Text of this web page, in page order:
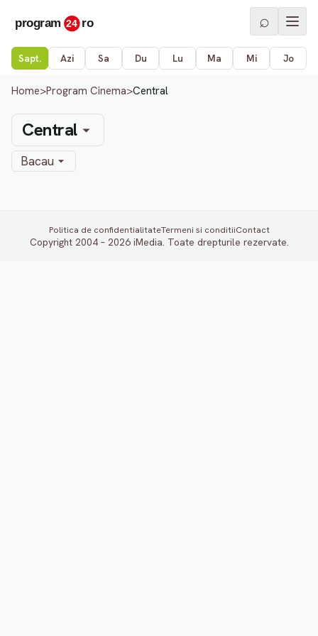
⌕
Sapt. Azi Sa Du Lu Ma Mi Jo
Home>Program Cinema>Central
Central
Bacau
Politica de confidentialitateTermeni si conditiiContact
Copyright 2004 – 2026 iMedia. Toate drepturile rezervate.